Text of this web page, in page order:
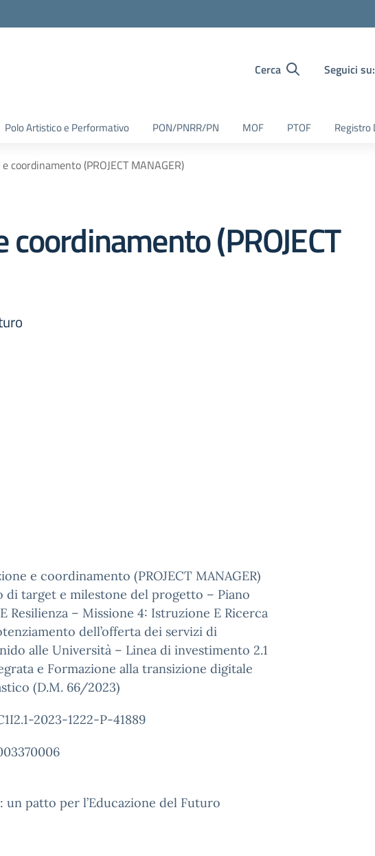
Cerca Seguici su:
Polo Artistico e Performativo PON/PNRR/PN MOF PTOF Registro
coordinamento (PROJECT MANAGER)
(PROJECT
e coordinamento (PROJECT MANAGER)
di target e milestone del progetto – Piano
Resilienza – Missione 4: Istruzione E Ricerca
dell’offerta dei servizi di
alle Università – Linea di investimento 2.1
e Formazione alla transizione digitale
(D.M. 66/2023)
2023-1222-P-41889
patto per l’Educazione del Futuro